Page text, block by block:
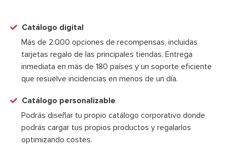
Catálogo digital
Más de 2.000 opciones de recompensas, incluidas
tarjetas regalo de las principales tiendas. Entrega
inmediata en más de 180 países y un soporte eficiente
que resuelve incidencias en menos de un día.
Catálogo personalizable
Podrás diseñar tu propio catálogo corporativo donde
podrás cargar tus propios productos y regalarlos
optimizando costes.